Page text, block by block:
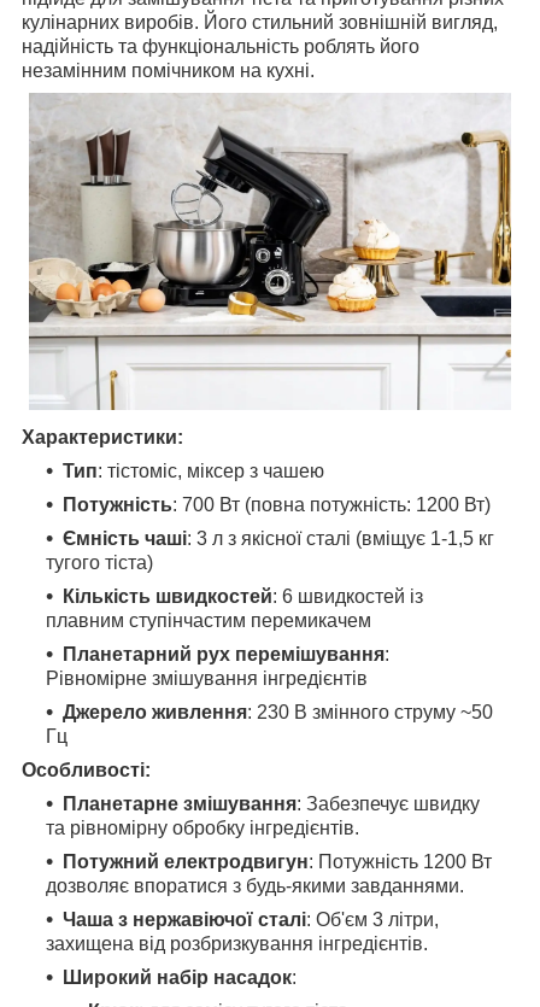
кулінарних виробів. Його стильний зовнішній вигляд,
надійність та функціональність роблять його
незамінним помічником на кухні.
Характеристики:
Тип: тістоміс, міксер з чашею
Потужність: 700 Вт (повна потужність: 1200 Вт)
Ємність чаші: 3 л з якісної сталі (вміщує 1-1,5 кг
тугого тіста)
Кількість швидкостей: 6 швидкостей із
плавним ступінчастим перемикачем
Планетарний рух перемішування:
Рівномірне змішування інгредієнтів
Джерело живлення: 230 В змінного струму ~50
Гц
Особливості:
Планетарне змішування: Забезпечує швидку
та рівномірну обробку інгредієнтів.
Потужний електродвигун: Потужність 1200 Вт
дозволяє впоратися з будь-якими завданнями.
Чаша з нержавіючої сталі: Об'єм 3 літри,
захищена від розбризкування інгредієнтів.
Широкий набір насадок: